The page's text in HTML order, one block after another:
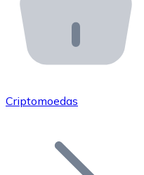
API Bitnovo
Integre nossa API no
Junte-se à nossa
Adicione o token do
Criptomoedas